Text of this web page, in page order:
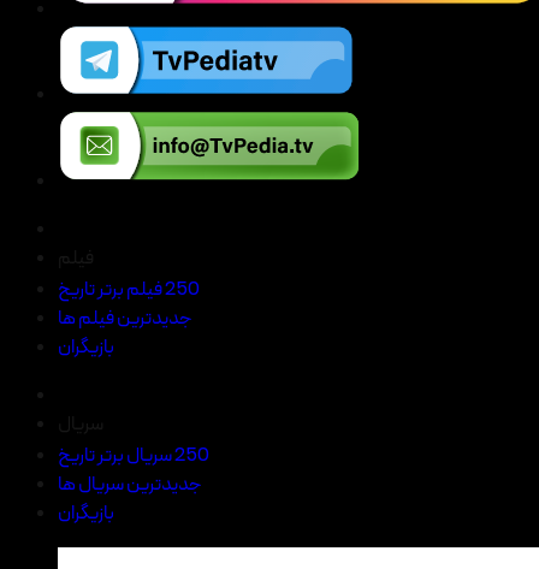
250 فیلم برتر تاریخ
جدیدترین فیلم ها
بازیگران
250 سریال برتر تاریخ
جدیدترین سریال ها
بازیگران